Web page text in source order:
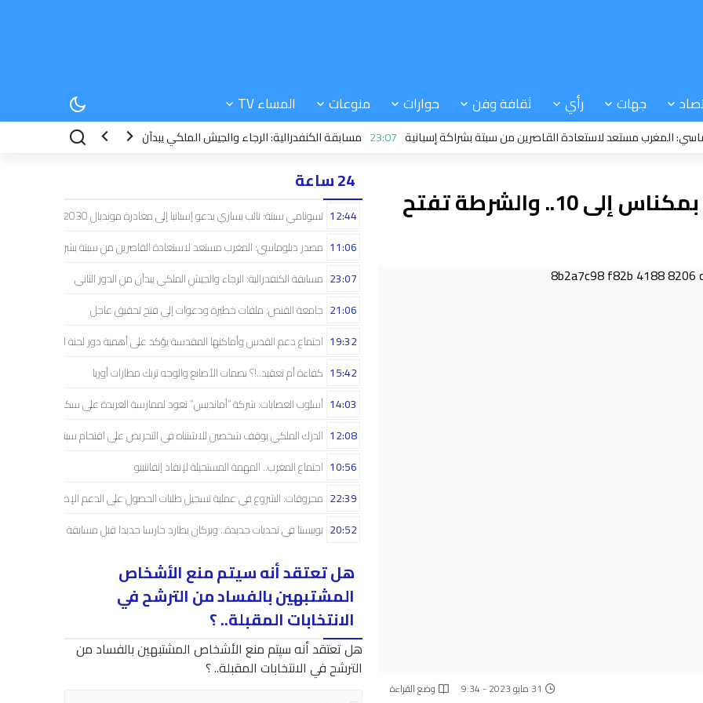
جهات رأي ثقافة وفن حوارات منوعات المساء TV
مستعد لاستعادة القاصرين من سبتة بشراكة إسبانية 23:07 مسابقة الكنفدرالية: الرجاء والجيش الملكي يبدآن من الدور الثاني 21:06
ارتفاع ضحايا الكحول الفاسدة بمكناس إلى 10.. والشرطة تفتح
31 مايو 2023 - 9:34 وضع القراءة
24 ساعة
تسونامي سبتة: نائب يساري يدعو إسبانيا إلى مغادرة مونديال 2030 12:44
مصدر دبلوماسي: المغرب مستعد لاستعادة القاصرين من سبتة بشراكة إسبانية 11:06
مسابقة الكنفدرالية: الرجاء والجيش الملكي يبدآن من الدور الثاني 23:07
جامعة القنص: ملفات خطيرة ودعوات إلى فتح تحقيق عاجل 21:06
اجتماع دعم القدس وأماكنها المقدسة يؤكد على أهمية دور لجنة القدس 19:32
كفاءة أم تعقيد..!؟ بصمات الأصابع والوجه تربك مطارات أوربا 15:42
أسلوب العصابات: شركة “أمانديس” تعود لممارسة العربدة على سكان الشمال..! 14:03
الدرك الملكي يوقف شخصين للاشتباه في التحريض على اقتحام سبتة 12:08
اجتماع المغرب.. المهمة المستحيلة لإنقاذ إنفانتينو 10:56
محروقات: الشروع في عملية تسجيل طلبات الحصول على الدعم الإضافي 22:39
بوبيستا في تحديات جديدة.. وبركان يطارد حارسا جديدا قبل مسابقة دوري الأبطال 20:52
هل تعتقد أنه سيتم منع الأشخاص
المشتبهين بالفساد من الترشح في
الانتخابات المقبلة.. ؟
هل تعتقد أنه سيتم منع الأشخاص المشتبهين بالفساد من
الترشح في الانتخابات المقبلة.. ؟